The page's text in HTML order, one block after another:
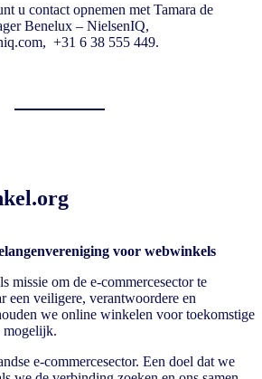
u contact opnemen met Tamara de
Benelux – NielsenIQ,
+31 6 38 555 449.
voor webwinkels
missie om de e-commercesector te
een veiligere, verantwoordere en
we online winkelen voor toekomstige
mogelijk.
e-commercesector. Een doel dat we